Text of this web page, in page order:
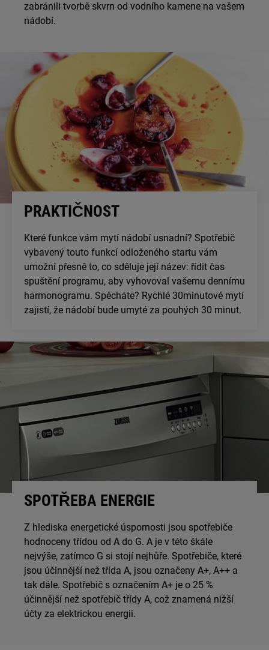
zabránili tvorbě skvrn od vodního kamene na vašem
nádobí.
PRAKTIČNOST
Které funkce vám mytí nádobí usnadní? Spotřebič
vybavený touto funkcí odloženého startu vám
umožní přesně to, co sděluje její název: řídit čas
spuštění programu, aby vyhovoval vašemu dennímu
harmonogramu. Spěcháte? Rychlé 30minutové mytí
zajistí, že nádobí bude umyté za pouhých 30 minut.
SPOTŘEBA ENERGIE
Z hlediska energetické úspornosti jsou spotřebiče
hodnoceny třídou od A do G. A je v této škále
nejvýše, zatímco G si stojí nejhůře. Spotřebiče, které
jsou účinnější než třída A, jsou označeny A+, A++ a
tak dále. Spotřebič s označením A+ je o 25 %
účinnější než spotřebič třídy A, což znamená nižší
účty za elektrickou energii.